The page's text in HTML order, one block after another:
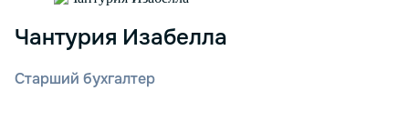
Чантурия Изабелла
Старший бухгалтер